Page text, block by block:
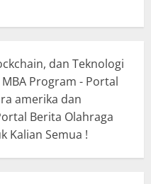
dan Teknologi
Program - Portal
amerika dan
Berita Olahraga
Kalian Semua !